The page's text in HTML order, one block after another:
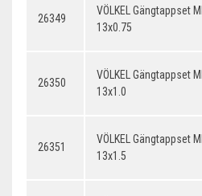
26349
VÖLKEL Gängtappset
13x0.75
26350
VÖLKEL Gängtappset
13x1.0
26351
VÖLKEL Gängtappset
13x1.5